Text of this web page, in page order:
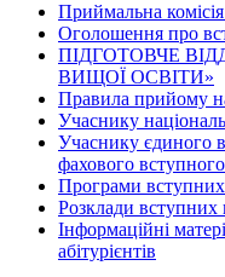
Приймальна
Оголошення про
ПІДГОТОВЧЕ
ВИЩОЇ ОСВІТИ»
Правила прийому
Учаснику
Учаснику єдиного
фахового
Програми вступних
Розклади вступних
Інформаційні
абітурієнтів